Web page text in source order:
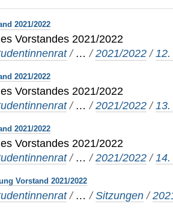
2021/2022
Vorstandes 2021/2022
/ …/2021/2022 /
2021/2022
Vorstandes 2021/2022
/ …/2021/2022 /
2021/2022
Vorstandes 2021/2022
/ …/2021/2022 /
Vorstand 2021/2022
/ …/Sitzungen /